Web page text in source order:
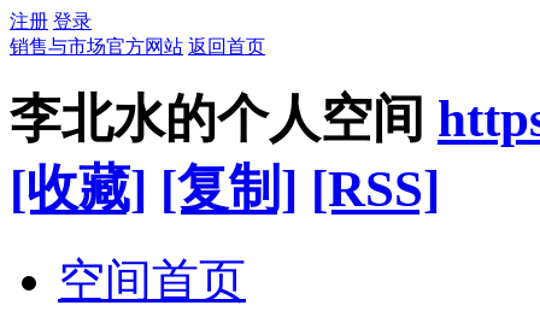
注册 登录
销售与市场官方网站 返回首页
李北水的个人空间
[收藏] [复制] [RSS]
空间首页